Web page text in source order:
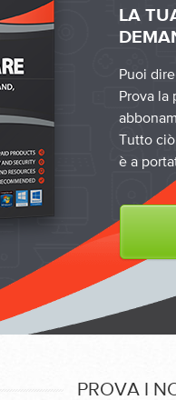
LA
Puoi
Prova la
Tutto
è a
PROVA I